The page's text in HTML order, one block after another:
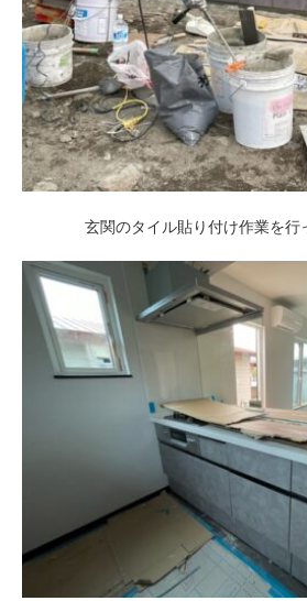
玄関のタイル貼り付け作業を行